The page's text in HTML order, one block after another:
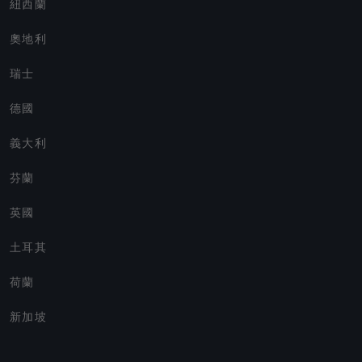
紐西蘭
奧地利
瑞士
德國
義大利
芬蘭
英國
土耳其
荷蘭
新加坡